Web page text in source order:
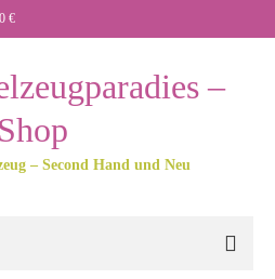
€
– Second Hand und Neu